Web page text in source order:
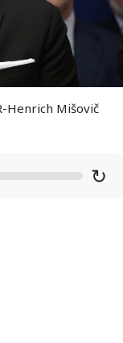
Henrich Mišovič
↻